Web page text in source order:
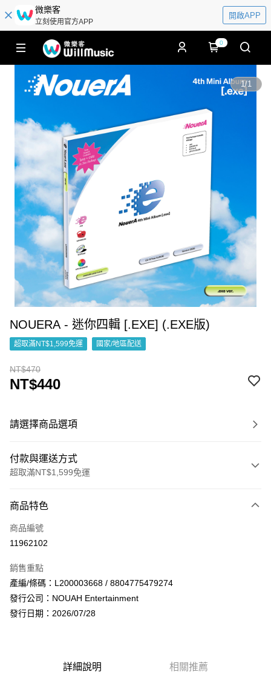
微樂客
立刻使用官方APP
開啟APP
0
1/1
NOUERA - 迷你四輯 [.EXE] (.EXE版)
超取滿NT$1,599免運 國家/地區配送
NT$470
NT$440
請選擇商品選項
付款與運送方式
超取滿NT$1,599免運
信用卡一次付款
超商取貨付款
Apple Pay
街口支付
商品特色
商品編號
11962102
銷售重點
產編/條碼：L200003668 / 8804775479274
發行公司：NOUAH Entertainment
發行日期：2026/07/28
詳細說明 相關推薦